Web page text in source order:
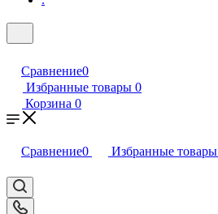
Сравнение0
Избранные товары 0
Корзина 0
Сравнение0 Избранные товары